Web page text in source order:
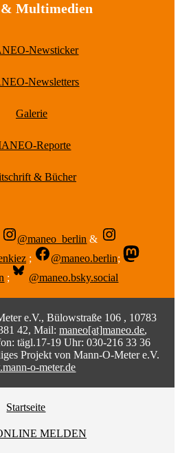
& Multimedien
Newsticker
Newsletters
Galerie
Reporte
& Bücher
@maneo_berlin &
; @maneo.berlin;
; @maneo.bsky.social
e.V., Bülowstraße 106 , 10783
42, Mail:maneo[at]maneo.de,
tägl.17-19 Uhr: 030-216 33 36
Projekt von Mann-O-Meter e.V.
o-meter.de
Startseite
MELDEN